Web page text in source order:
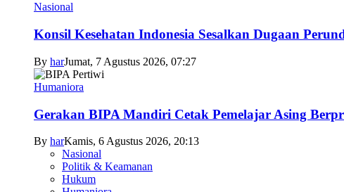
Nasional
Konsil Kesehatan Indonesia Sesalkan Dugaan
By harJumat, 7 Agustus 2026, 07:27
Humaniora
Gerakan BIPA Mandiri Cetak Pemelajar Asing
By harKamis, 6 Agustus 2026, 20:13
Nasional
Politik & Keamanan
Hukum